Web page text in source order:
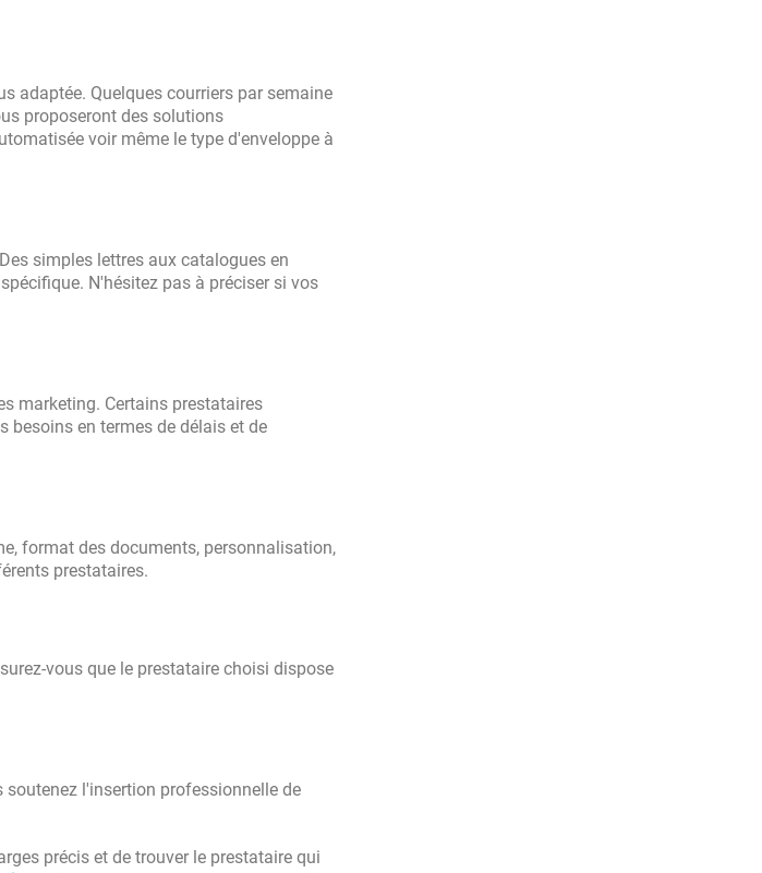
adaptée. Quelques courriers par semaine
proposeront des solutions
voir même le type d'enveloppe à
simples lettres aux catalogues en
N'hésitez pas à préciser si vos
marketing. Certains prestataires
besoins en termes de délais et de
format des documents, personnalisation,
prestataires.
vous que le prestataire choisi dispose
soutenez l'insertion professionnelle de
précis et de trouver le prestataire qui